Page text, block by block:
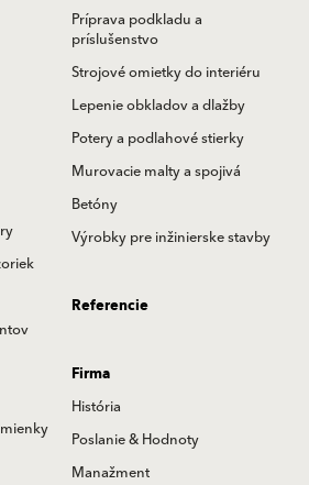
Príprava podkladu a
príslušenstvo
Strojové omietky do interiéru
Lepenie obkladov a dlažby
Potery a podlahové stierky
Murovacie malty a spojivá
Betóny
Výrobky pre inžinierske stavby
Referencie
Firma
História
Poslanie & Hodnoty
Manažment